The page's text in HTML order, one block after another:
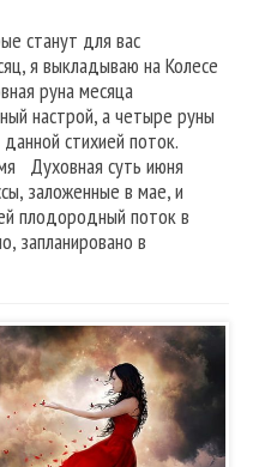
станут для вас
я выкладываю на Колесе
руна месяца
настрой, а четыре руны
стихией поток.
Духовная суть июня
заложенные в мае, и
плодородный поток в
запланировано в